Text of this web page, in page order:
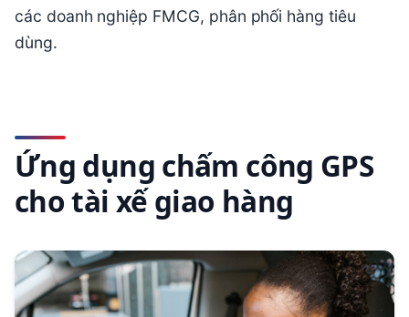
các doanh nghiệp FMCG, phân phối hàng tiêu
dùng.
Ứng dụng chấm công GPS
cho tài xế giao hàng